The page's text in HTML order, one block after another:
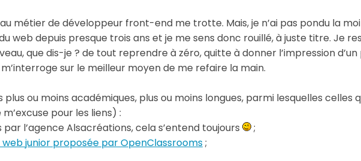
métier de développeur front-end me trotte. Mais, je n’ai pas pondu la
web depuis presque trois ans et je me sens donc rouillé, à juste titre. Je
que dis-je ? de tout reprendre à zéro, quitte à donner l’impression
sur le meilleur moyen de me refaire la main.
ou moins académiques, plus ou moins longues, parmi lesquelles celles
pour les liens) :
l’agence Alsacréations, cela s’entend toujours
;
junior proposée par OpenClassrooms;